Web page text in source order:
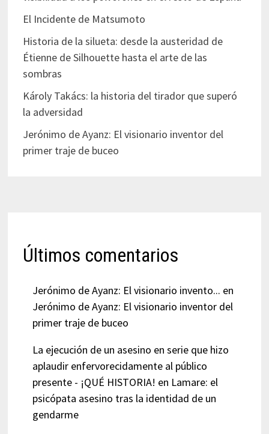
El Incidente de Matsumoto
Historia de la silueta: desde la austeridad de
Étienne de Silhouette hasta el arte de las
sombras
Károly Takács: la historia del tirador que superó
la adversidad
Jerónimo de Ayanz: El visionario inventor del
primer traje de buceo
Últimos comentarios
Jerónimo de Ayanz: El visionario invento... en
Jerónimo de Ayanz: El visionario inventor del
primer traje de buceo
La ejecución de un asesino en serie que hizo
aplaudir enfervorecidamente al público
presente - ¡QUÉ HISTORIA! en Lamare: el
psicópata asesino tras la identidad de un
gendarme